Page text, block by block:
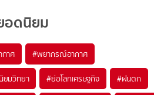
อดนิยม
าศ #พยากรณ์อากาศ
มวิทยา #ย่อโลกเศรษฐกิจ #ฝนตก